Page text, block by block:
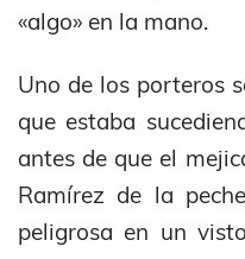
«algo» en la mano.
Uno de los porteros
que estaba
antes de que el
Ramírez de la
peligrosa en un